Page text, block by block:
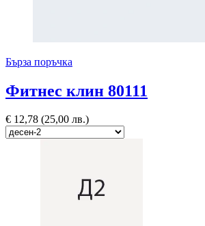
Бърза поръчка
Фитнес клин 80111
€ 12,78 (25,00 лв.)